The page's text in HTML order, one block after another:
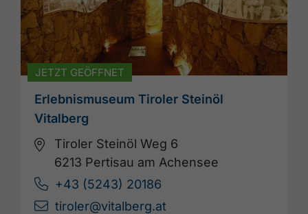
JETZT GEÖFFNET
Erlebnismuseum Tiroler Steinöl
Vitalberg
Tiroler Steinöl Weg 6
6213 Pertisau am Achensee
+43 (5243) 20186
tiroler@vitalberg.at